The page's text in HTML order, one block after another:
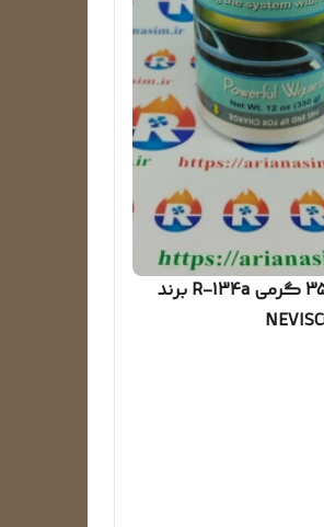
گاز مبرد 350 گرمی R-134a برند